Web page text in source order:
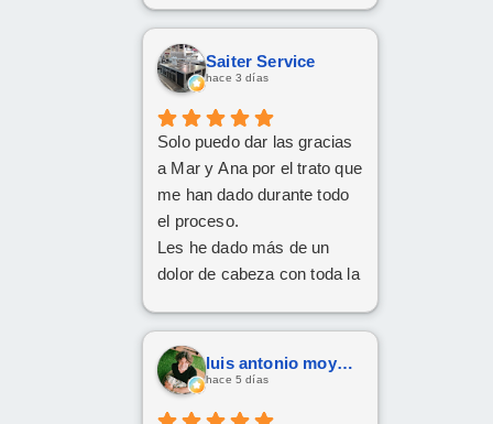
Saiter Service
hace 3 días
Solo puedo dar las gracias
a Mar y Ana por el trato que
me han dado durante todo
el proceso.
Les he dado más de un
dolor de cabeza con toda la
trámites, pero siempre han
tenido una paciencia
increíble y un trato cercano
luis antonio moya fernandez
hace 5 días